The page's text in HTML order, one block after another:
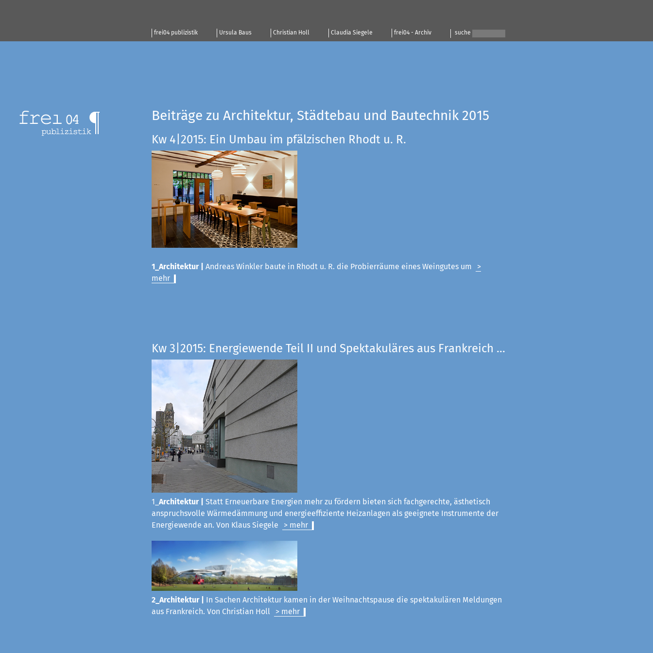
frei04 publizistik Ursula Baus Christian Holl Claudia Siegele frei04 - Archiv suche
Beiträge zu Architektur, Städtebau und Bautechnik 2015
Kw 4|2015: Ein Umbau im pfälzischen Rhodt u. R.
1_Architektur | Andreas Winkler baute in Rhodt u. R. die Probierräume eines Weingutes um
>
mehr
Kw 3|2015: Energiewende Teil II und Spektakuläres aus Frankreich ...
1_ Architektur|
Statt Erneuerbare Energien mehr zu fördern bieten sich fachgerechte, ästhetisch
anspruchsvolle Wärmedämmung und energieeffiziente Heizanlagen als geeignete Instrumente der
Energiewende an. Von Klaus Siegele > mehr
2_Architektur |
In Sachen Architektur kamen in der Weihnachtspause die spektakulären Meldungen
aus Frankreich. Von Christian Holl
> mehr